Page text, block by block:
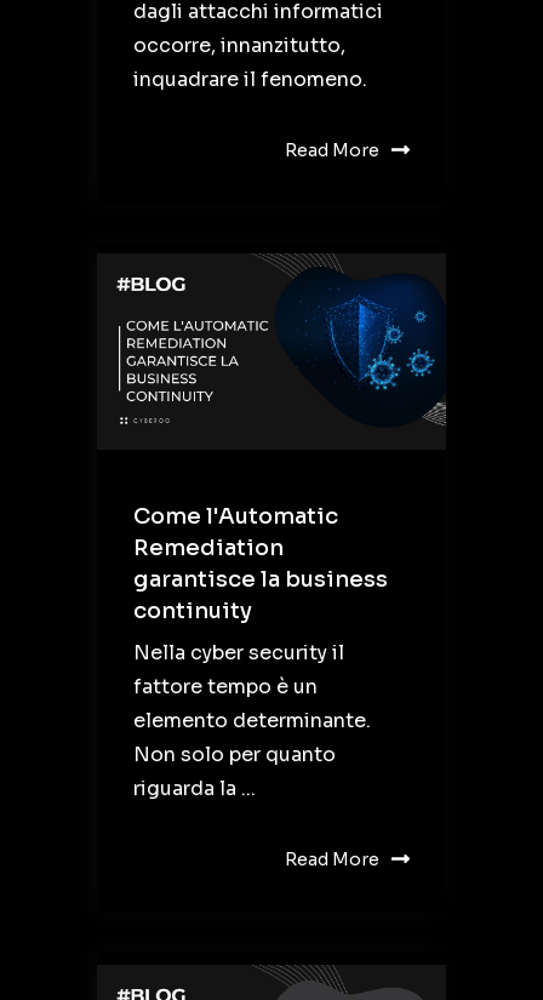
dagli attacchi informatici
occorre, innanzitutto,
inquadrare il fenomeno.
Read More
Come l'Automatic
Remediation
garantisce la business
continuity
Nella cyber security il
fattore tempo è un
elemento determinante.
Non solo per quanto
riguarda la ...
Read More